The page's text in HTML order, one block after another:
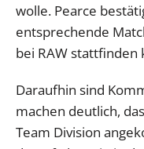
wolle. Pearce
entsprechende
bei RAW stattfinden
Daraufhin sind
machen deutlich,
Team Division